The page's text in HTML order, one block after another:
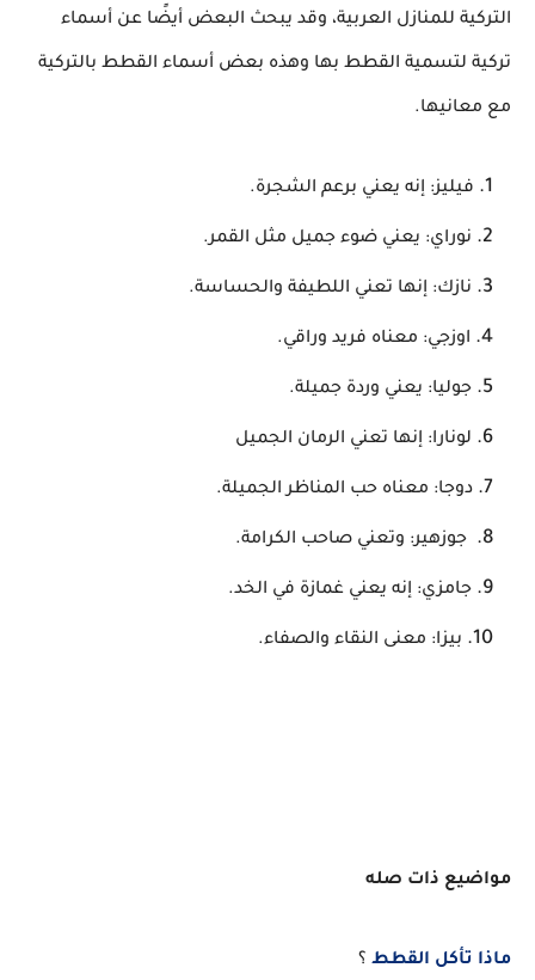
التركية للمنازل العربية، وقد يبحث البعض أيضًا عن أسماء
تركية لتسمية القطط بها وهذه بعض أسماء القطط بالتركية
مع معانيها.
فيليز: إنه يعني برعم الشجرة.
نوراي: يعني ضوء جميل مثل القمر.
نازك: إنها تعني اللطيفة والحساسة.
اوزجي: معناه فريد وراقي.
جوليا: يعني وردة جميلة.
لونارا: إنها تعني الرمان الجميل
دوجا: معناه حب المناظر الجميلة.
جوزهير: وتعني صاحب الكرامة.
جامزي: إنه يعني غمازة في الخد.
بيزا: معنى النقاء والصفاء.
مواضيع ذات صله
ماذا تأكل القطط ؟